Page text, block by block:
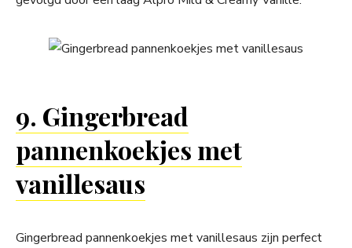
9. Gingerbread
pannenkoekjes met
vanillesaus
Gingerbread pannenkoekjes met vanillesaus zijn perfect